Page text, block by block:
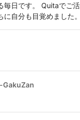
毎日です。 Quitaでご
自分も目覚めました。
GakuZan